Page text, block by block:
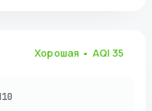
Хорошая • AQI 35